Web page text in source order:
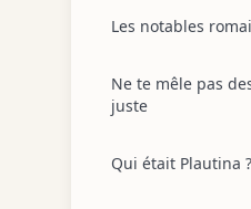
Les notables
Ne te mêle pas
juste
Qui était Plautina ?